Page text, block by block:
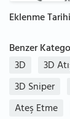
Eklenme
Benzer
3D
3D
3D Sniper
Ateş Etme